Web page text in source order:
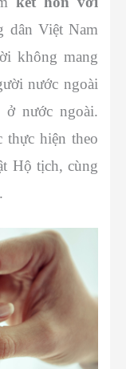
dân Việt Nam
không mang
nước ngoài
nước ngoài.
thực hiện theo
Hộ tịch, cùng